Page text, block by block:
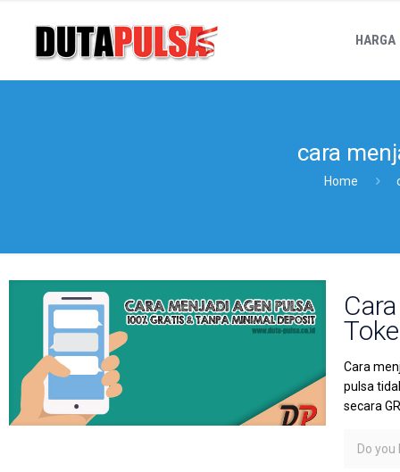
HARGA
cara
Home
Cara
pulsa
secara
Do you